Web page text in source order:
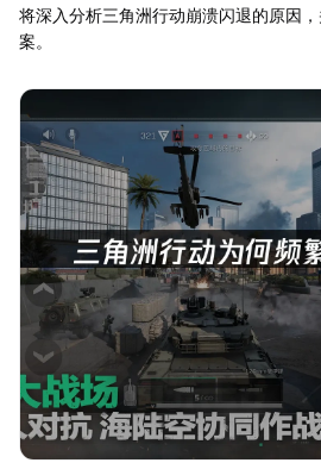
将深入分析三角洲行动崩溃闪退的原因
案。